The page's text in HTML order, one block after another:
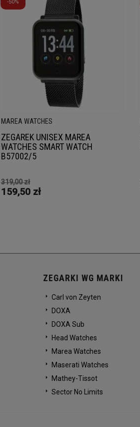
-50%
MAREA WATCHES
ZEGAREK UNISEX MAREA
WATCHES SMART WATCH
B57002/5
319,00 zł
159,50 zł
ZEGARKI WG MARKI
Carl von Zeyten
DOXA
DOXA Sub
Head Watches
Marea Watches
Maserati Watches
Mathey-Tissot
Sector No Limits